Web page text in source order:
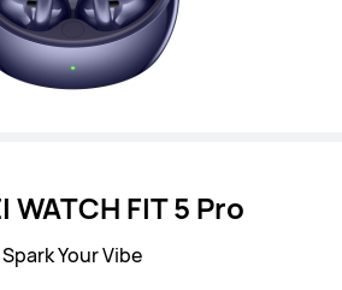
WATCH FIT 5 Pro
Spark Your Vibe